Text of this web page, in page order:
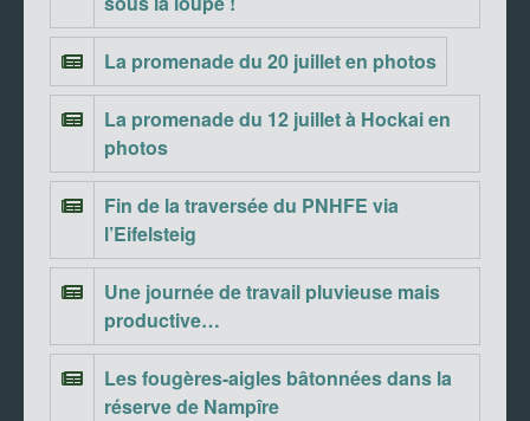
La promenade du 20 juillet en photos
La promenade du 12 juillet à Hockai en
photos
Fin de la traversée du PNHFE via
l’Eifelsteig
Une journée de travail pluvieuse mais
productive…
Les fougères-aigles bâtonnées dans la
réserve de Nampîre